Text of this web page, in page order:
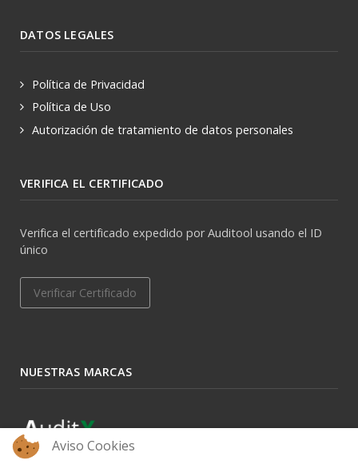
DATOS LEGALES
Política de Privacidad
Política de Uso
Autorización de tratamiento de datos personales
VERIFICA EL CERTIFICADO
Verifica el certificado expedido por Auditool usando el ID
único
Verificar Certificado
NUESTRAS MARCAS
Aviso Cookies